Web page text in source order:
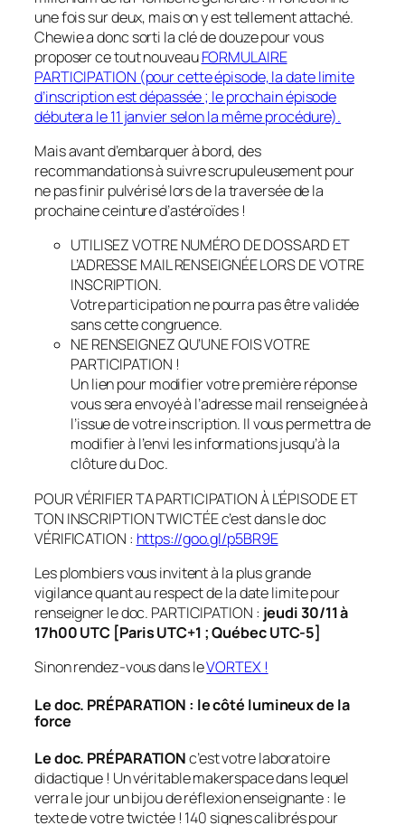
une fois sur deux, mais on y est tellement attaché.
Chewie a donc sorti la clé de douze pour vous
proposer ce tout nouveauFORMULAIRE
PARTICIPATION (pour cette épisode, la date limite
d’inscription est dépassée ; le prochain épisode
débutera le 11 janvier selon la même procédure).
Mais avant d’embarquer à bord, des
recommandations à suivre scrupuleusement pour
ne pas finir pulvérisé lors de la traversée de la
prochaine ceinture d’astéroïdes !
UTILISEZ VOTRE NUMÉRO DE DOSSARD ET
L’ADRESSE MAIL RENSEIGNÉE LORS DE VOTRE
INSCRIPTION.
Votre participation ne pourra pas être validée
sans cette congruence.
NE RENSEIGNEZ QU’UNE FOIS VOTRE
PARTICIPATION !
Un lien pour modifier votre première réponse
vous sera envoyé à l’adresse mail renseignée à
l’issue de votre inscription. Il vous permettra de
modifier à l’envi les informations jusqu’à la
clôture du Doc.
POUR VÉRIFIER TA PARTICIPATION À L’ÉPISODE ET
TON INSCRIPTION TWICTÉE c’est dans le doc
VÉRIFICATION : https://goo.gl/p5BR9E
Les plombiers vous invitent à la plus grande
vigilance quant au respect de la date limite pour
renseigner le doc. PARTICIPATION : jeudi 30/11 à
17h00 UTC [Paris UTC+1 ; Québec UTC-5]
Sinon rendez-vous dans leVORTEX !
Le doc. PRÉPARATION : le côté lumineux de la
force
Le doc. PRÉPARATIONc’est votre laboratoire
didactique ! Un véritablemakerspacedans lequel
verra le jour un bijou de réflexion enseignante : le
texte de votre twictée ! 140 signes calibrés pour